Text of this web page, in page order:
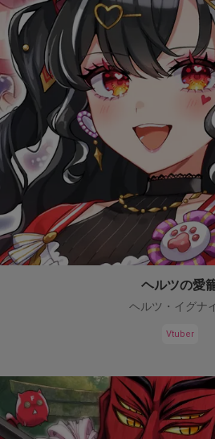
ヘルツの愛
ヘルツ・イグナ
Vtuber